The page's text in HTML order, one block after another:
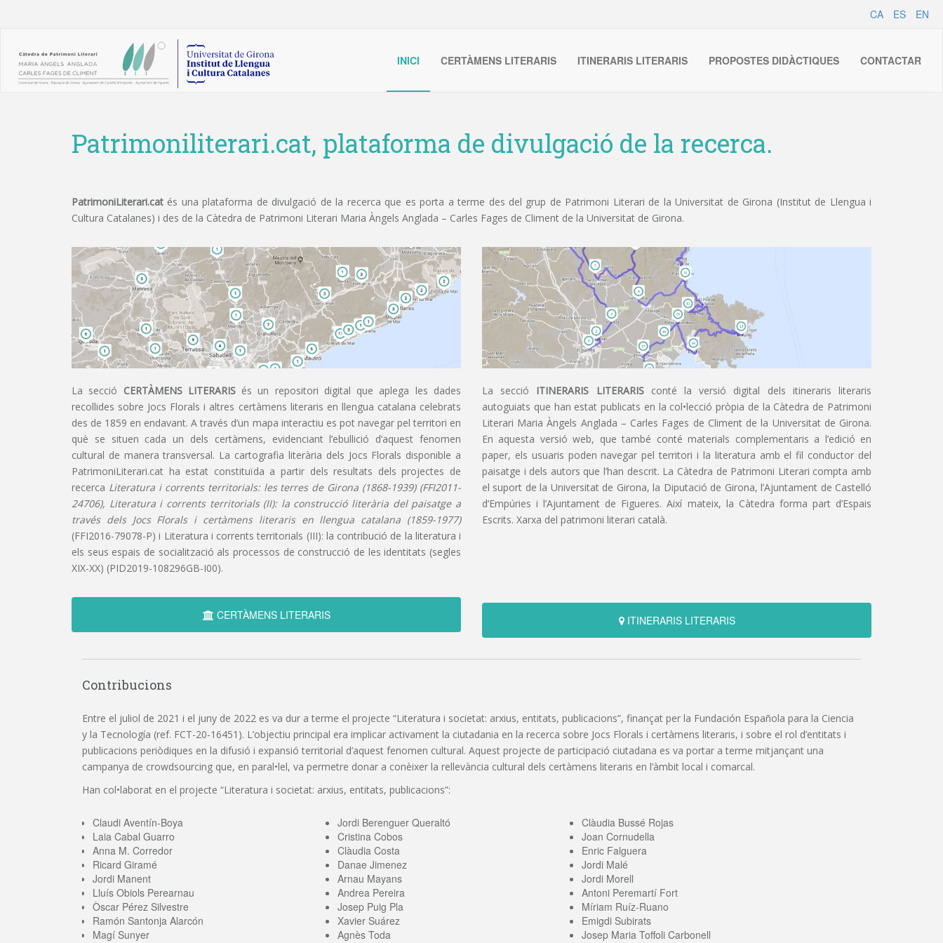
CA ES EN
INICI CERTÀMENS LITERARIS ITINERARIS LITERARIS PROPOSTES DIDÀCTIQUES CONTACTAR
Patrimoniliterari.cat, plataforma de divulgació de la recerca.
PatrimoniLiterari.cat és una plataforma de divulgació de la recerca que es porta a terme des del grup de Patrimoni Literari de la Universitat de Girona (Institut de Llengua i
Cultura Catalanes) i des de la Càtedra de Patrimoni Literari Maria Àngels Anglada – Carles Fages de Climent de la Universitat de Girona.
La secció CERTÀMENS LITERARISés un repositori digital que aplega les dades
recollides sobre Jocs Florals i altres certàmens literaris en llengua catalana celebrats
des de 1859 en endavant. A través d’un mapa interactiu es pot navegar pel territori en
què se situen cada un dels certàmens, evidenciant l’ebullició d’aquest fenomen
cultural de manera transversal. La cartografia literària dels Jocs Florals disponible a
PatrimoniLiterari.cat ha estat constituïda a partir dels resultats dels projectes de
recerca Literatura i corrents territorials: les terres de Girona (1868-1939) (FFI2011-
24706), Literatura i corrents territorials (II): la construcció literària del paisatge a
través dels Jocs Florals i certàmens literaris en llengua catalana (1859-1977)
(FFI2016-79078-P) i Literatura i corrents territorials (III): la contribució de la literatura i
els seus espais de socialització als processos de construcció de les identitats (segles
XIX-XX) (PID2019-108296GB-I00).
CERTÀMENS LITERARIS
La secció ITINERARIS LITERARISconté la versió digital dels itineraris literaris
autoguiats que han estat publicats en la col•lecció pròpia de la Càtedra de Patrimoni
Literari Maria Àngels Anglada – Carles Fages de Climent de la Universitat de Girona.
En aquesta versió web, que també conté materials complementaris a l’edició en
paper, els usuaris poden navegar pel territori i la literatura amb el fil conductor del
paisatge i dels autors que l’han descrit. La Càtedra de Patrimoni Literari compta amb
el suport de la Universitat de Girona, la Diputació de Girona, l’Ajuntament de Castelló
d’Empúries i l’Ajuntament de Figueres. Així mateix, la Càtedra forma part d’Espais
Escrits. Xarxa del patrimoni literari català.
ITINERARIS LITERARIS
Contribucions
Entre el juliol de 2021 i el juny de 2022 es va dur a terme el projecte “Literatura i societat: arxius, entitats, publicacions”, finançat per la Fundación Española para la Ciencia
y la Tecnología (ref. FCT-20-16451). L’objectiu principal era implicar activament la ciutadania en la recerca sobre Jocs Florals i certàmens literaris, i sobre el rol d’entitats i
publicacions periòdiques en la difusió i expansió territorial d’aquest fenomen cultural. Aquest projecte de participació ciutadana es va portar a terme mitjançant una
campanya de crowdsourcing que, en paral•lel, va permetre donar a conèixer la rellevància cultural dels certàmens literaris en l’àmbit local i comarcal.
Han col•laborat en el projecte “Literatura i societat: arxius, entitats, publicacions”:
Claudi Aventín-Boya Jordi Berenguer Queraltó
Clàudia Bussé Rojas
Laia Cabal Guarro
Cristina Cobos
Joan Cornudella
Anna M. Corredor
Clàudia Costa
Enric Falguera
Ricard Giramé
Danae Jimenez
Jordi Malé
Jordi Manent
Arnau Mayans
Jordi Morell
Lluís Obiols Perearnau
Andrea Pereira
Antoni Peremartí Fort
Òscar Pérez Silvestre
Josep Puig Pla
Míriam Ruíz-Ruano
Ramón Santonja Alarcón
Xavier Suárez
Emigdi Subirats
Magí Sunyer
Agnès Toda
Josep Maria Toffoli Carbonell